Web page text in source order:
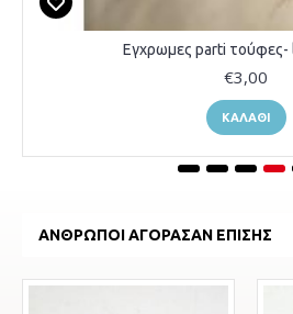
Εγχρωμες parti
€3,00
ΚΑΛΆΘΙ
ΆΝΘΡΩΠΟΙ ΑΓΌΡΑΣΑΝ ΕΠΊΣΗΣ